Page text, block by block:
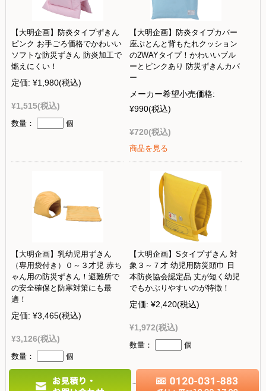
【大明企画】防炎タイプずきん
ピンク お手ごろ価格でかわいい
ソフトな防災ずきん 防炎加工で
燃えにくい！
定価: ¥1,980(税込)
¥1,515(税込)
数量： 個
【大明企画】防炎タイプカバー
座ぶとんと背もたれクッション
の2WAYタイプ！かわいいブル
ーとピンクあり 防災ずきんカバ
ー
メーカー希望小売価格:
¥990(税込)
¥720(税込)
商品を見る
【大明企画】乳幼児用ずきん
（専用袋付き）０～３才児 赤ち
ゃん用の防災ずきん！避難所で
の安全確保と防寒対策にも最
適！
定価: ¥3,465(税込)
¥3,126(税込)
数量： 個
【大明企画】Sタイプずきん 対
象３～７才 幼児用防災頭巾 日
本防炎協会認定品 丈が短く幼児
でもかぶりやすいのが特徴！
定価: ¥2,420(税込)
¥1,972(税込)
数量： 個